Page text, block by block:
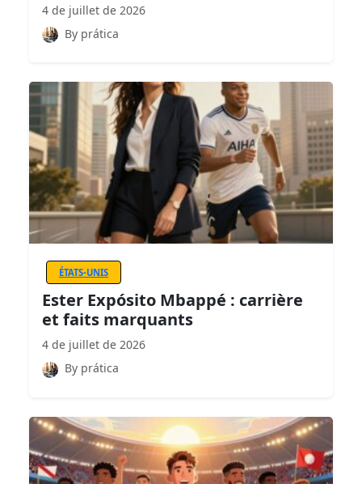
4 de juillet de 2026
By prática
ÉTATS-UNIS
Ester Expósito Mbappé : carrière
et faits marquants
4 de juillet de 2026
By prática